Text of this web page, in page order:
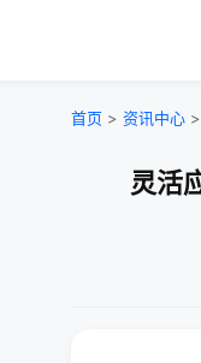
首页 > 资讯中心 >
灵活